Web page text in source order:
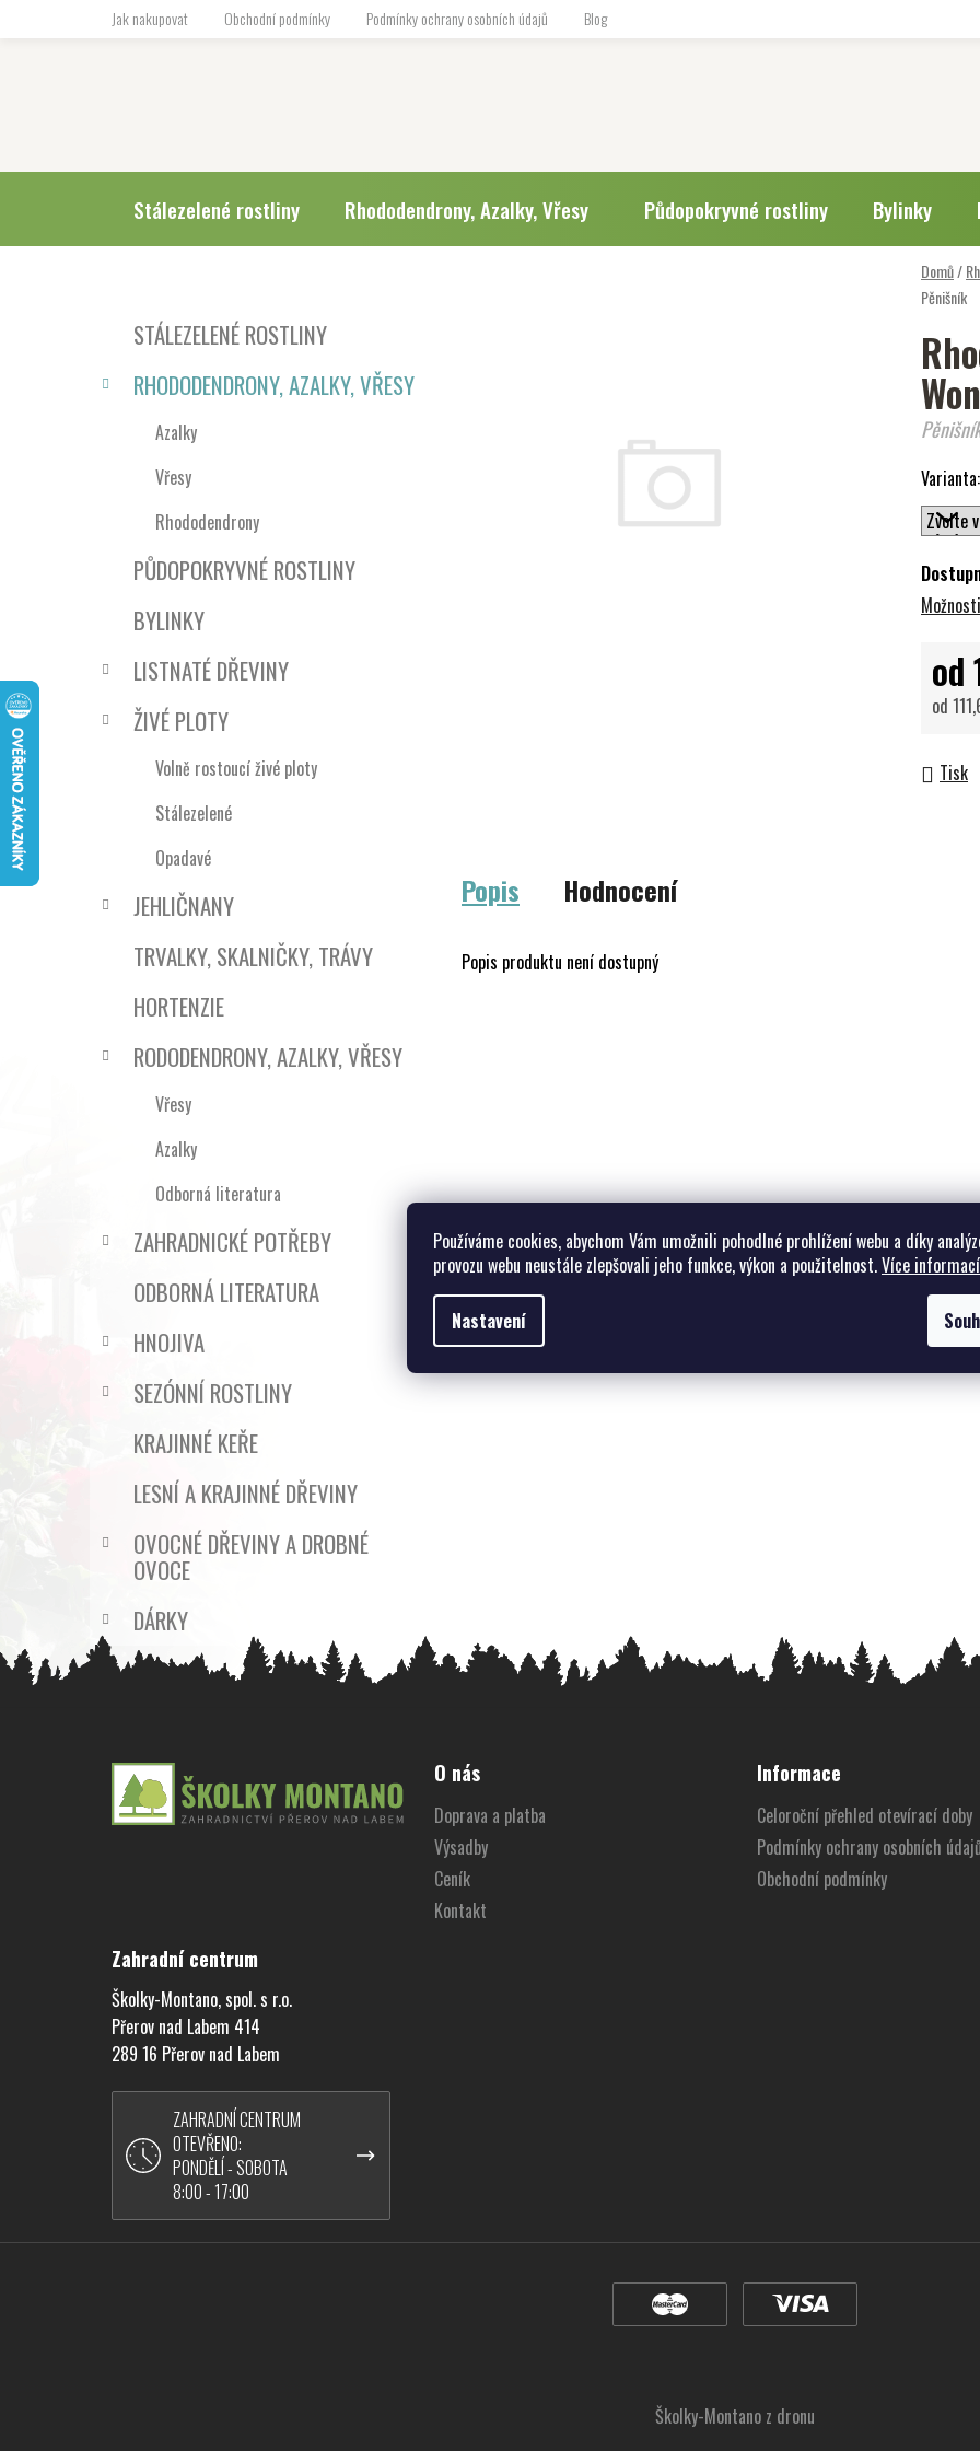
Používáme cookies, abychom Vám umožnili pohodlné prohlížení webu a díky
provozu webu neustále zlepšovali jeho funkce, výkon a použitelnost.Více informací
Nastavení
Jak nakupovat Obchodní podmínky Podmínky ochrany osobních údajů Blog
Stálezelené rostliny Rhododendrony, Azalky, Vřesy Půdopokryvné rostliny Bylinky
Domů/
Pěnišník
Přeskočit
kategorie
e
STÁLEZELENÉ ROSTLINY
RHODODENDRONY, AZALKY, VŘESY
Azalky
Vřesy
Rhododendrony
PŮDOPOKRYVNÉ ROSTLINY
BYLINKY
LISTNATÉ DŘEVINY
ŽIVÉ PLOTY
Volně rostoucí živé ploty
Stálezelené
Opadavé
JEHLIČNANY
TRVALKY, SKALNIČKY, TRÁVY
HORTENZIE
RODODENDRONY, AZALKY, VŘESY
Vřesy
Azalky
Odborná literatura
ZAHRADNICKÉ POTŘEBY
ODBORNÁ LITERATURA
HNOJIVA
SEZÓNNÍ ROSTLINY
KRAJINNÉ KEŘE
LESNÍ A KRAJINNÉ DŘEVINY
OVOCNÉ DŘEVINY A DROBNÉ
OVOCE
DÁRKY
Varianta:
od
od
Tisk
Popis Hodnocení
Popis produktu není dostupný
O nás
Doprava a platba
Výsadby
Ceník
Kontakt
Informace
Celoroční přehled otevírací doby
Podmínky ochrany osobních
Obchodní podmínky
Zahradní centrum
Školky-Montano, spol. s r.o.
Přerov nad Labem 414
289 16 Přerov nad Labem
ZAHRADNÍ CENTRUM
OTEVŘENO:
PONDĚLÍ - SOBOTA
8:00 - 17:00
Školky-Montano z dronu